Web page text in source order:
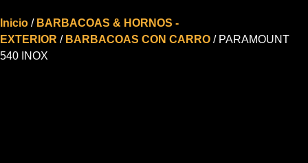
Inicio / BARBACOAS & HORNOS -
EXTERIOR / BARBACOAS CON CARRO / PARAMOUNT
540 INOX